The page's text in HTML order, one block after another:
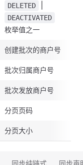
DELETED
DEACTIVATED
枚举值之一
创建批次的商户号
批次归属商户号
批次发放商户号
分页页码
分页大小
同步纯链式 同步声